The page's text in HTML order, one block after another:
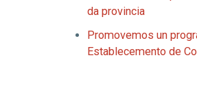
da provincia
Promovemos un
Establecemento de